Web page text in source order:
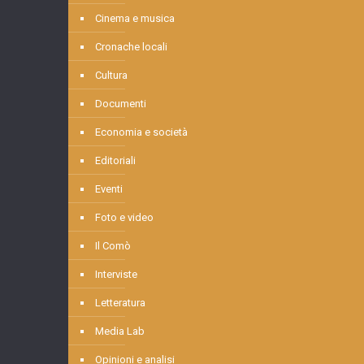
Cinema e musica
Cronache locali
Cultura
Documenti
Economia e società
Editoriali
Eventi
Foto e video
Il Comò
Interviste
Letteratura
Media Lab
Opinioni e analisi